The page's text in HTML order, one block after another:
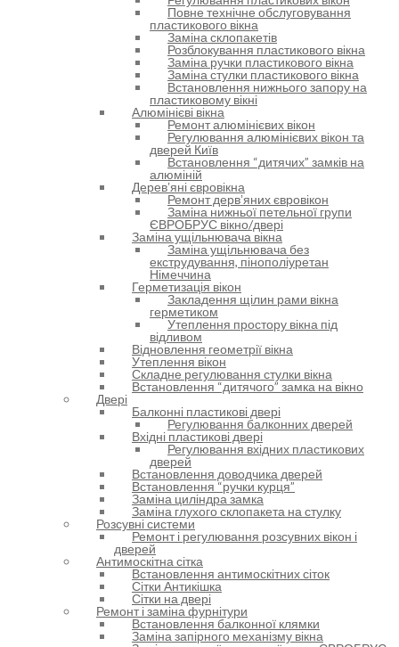
Повне технічне обслуговування
пластикового вікна
Заміна склопакетів
Розблокування пластикового вікна
Заміна ручки пластикового вікна
Заміна стулки пластикового вікна
Встановлення нижнього запору на
пластиковому вікні
Алюмінієві вікна
Ремонт алюмінієвих вікон
Регулювання алюмінієвих вікон та
дверей Київ
Встановлення “дитячих” замків на
алюміній
Деревʼяні євровікна
Ремонт дервʼяних євровікон
Заміна нижньої петельної групи
ЄВРОБРУС вікно/двері
Заміна ущільнювача вікна
Заміна ущільнювача без
екструдування, пінополіуретан
Німеччина
Герметизація вікон
Закладення щілин рами вікна
герметиком
Утеплення простору вікна під
відливом
Відновлення геометрії вікна
Утеплення вікон
Складне регулювання стулки вікна
Встановлення “дитячого” замка на вікно
Двері
Балконні пластикові двері
Регулювання балконних дверей
Вхідні пластикові двері
Регулювання вхідних пластикових
дверей
Встановлення доводчика дверей
Встановлення “ручки курця”
Заміна циліндра замка
Заміна глухого склопакета на стулку
Розсувні системи
Ремонт і регулювання розсувних вікон і
дверей
Антимоскітна сітка
Встановлення антимоскітних сіток
Сітки Антикішка
Сітки на двері
Ремонт і заміна фурнітури
Встановлення балконної клямки
Заміна запірного механізму вікна